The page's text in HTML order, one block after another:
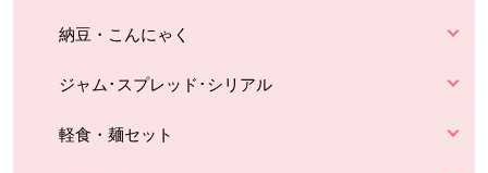
納豆・こんにゃく
ジャム･スプレッド･シリアル
軽食・麺セット